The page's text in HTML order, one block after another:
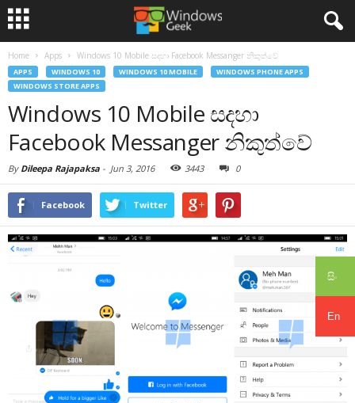
සිං
En
Home Apps Windows 10 Mobile සදහා Facebook Messanger නිකුත්වේ
APPS WINDOWS 10 WINDOWS 10 MOBILE
WINDOWS PHONE APPS
WINDOWS STORE APPS
Windows 10 Mobile සදහා
Facebook Messanger නිකුත්වේ
By Dileepa Rajapaksa - Jun 3, 2016 3443 0
Facebook Twitter